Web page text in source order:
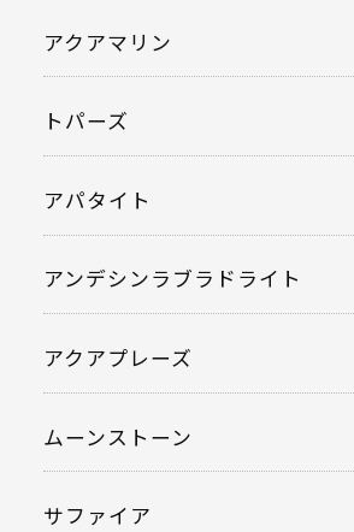
アクアマリン
トパーズ
アパタイト
アンデシンラブラドライト
アクアプレーズ
ムーンストーン
サファイア